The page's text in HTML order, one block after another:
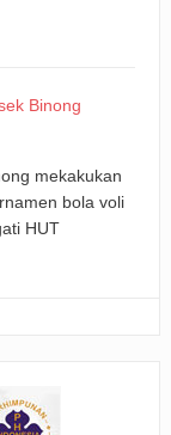
mekakukan
bola voli
HUT